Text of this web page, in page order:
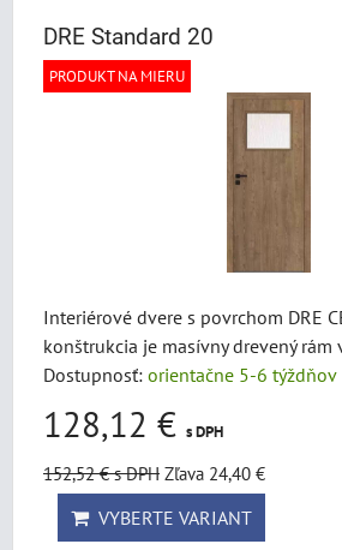
DRE Standard 20
PRODUKT NA MIERU
Interiérové dvere s povrchom DRE
konštrukcia je masívny drevený rám
Dostupnosť: orientačne 5-6 týždňov
128,12 € s DPH
152,52 €s DPH Zľava 24,40 €
VYBERTE VARIANT